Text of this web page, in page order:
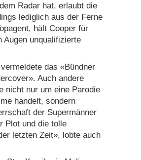
Radar hat, erlaubt die
lediglich aus der Ferne
hält Cooper für
Augen unqualifizierte
das «Bündner
Auch andere
nicht nur um eine Parodie
handelt, sondern
der Supermänner
Plot und die tolle
letzten Zeit», lobte auch